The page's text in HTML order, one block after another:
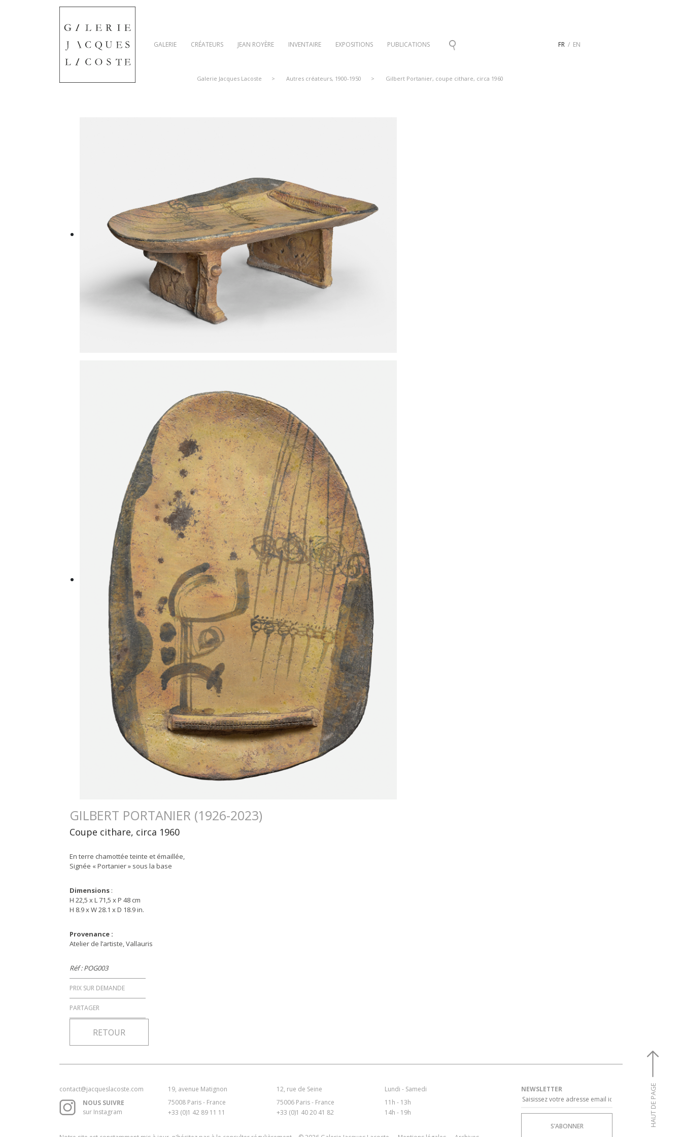
HAUT DE PAGE
GALERIE CRÉATEURS JEAN ROYÈRE INVENTAIRE EXPOSITIONS PUBLICATIONS FR EN
Galerie Jacques Lacoste > Autres créateurs, 1900-1950 > Gilbert Portanier, coupe cithare, circa 1960
GILBERT PORTANIER (1926-2023)
Coupe cithare, circa 1960
En terre chamottée teinte et émaillée,
Signée « Portanier » sous la base
Dimensions :
H 22,5 x L 71,5 x P 48 cm
H 8.9 x W 28.1 x D 18.9 in.
Provenance :
Atelier de l’artiste, Vallauris
Réf : POG003
PRIX SUR DEMANDE
PARTAGER
RETOUR
contact@jacqueslacoste.com
NOUS SUIVRE
sur Instagram
19, avenue Matignon
75008 Paris - France
+33 (0)1 42 89 11 11
12, rue de Seine
75006 Paris - France
+33 (0)1 40 20 41 82
Lundi - Samedi
11h - 13h
14h - 19h
NEWSLETTER